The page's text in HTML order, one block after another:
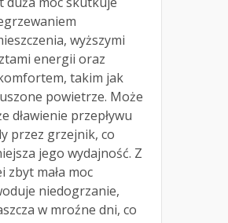
wyższymi
energii oraz
takim jak
powietrze. Może
dławienie przepływu
przez grzejnik, co
jego wydajność. Z
zbyt mała moc
niedogrzanie,
w mroźne dni, co